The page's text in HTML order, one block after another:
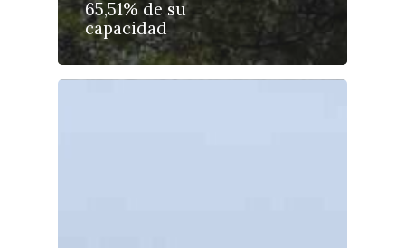
65,51% de su
capacidad
Cuenca
Guadalajara
Talavera
Cultura
Deportes